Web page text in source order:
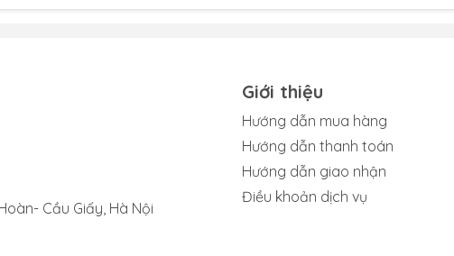
lọt vào giữa lớp kính và màn hình.
ép kính iPad Pro 11 2024
chừng đơn giản nhưng nếu không cẩn thận. Bạn có thể gặp phải
chất lượng hoặc mất dữ liệu. Do đó, trước khi tiến hành thay ép kính
điểm quan trọng sau đây:
Cầu Giấy, Hà Nội
Giới thiệu
Hướng dẫn mua hàng
Hướng dẫn thanh toán
Hướng dẫn giao nhận
Điều khoản dịch vụ